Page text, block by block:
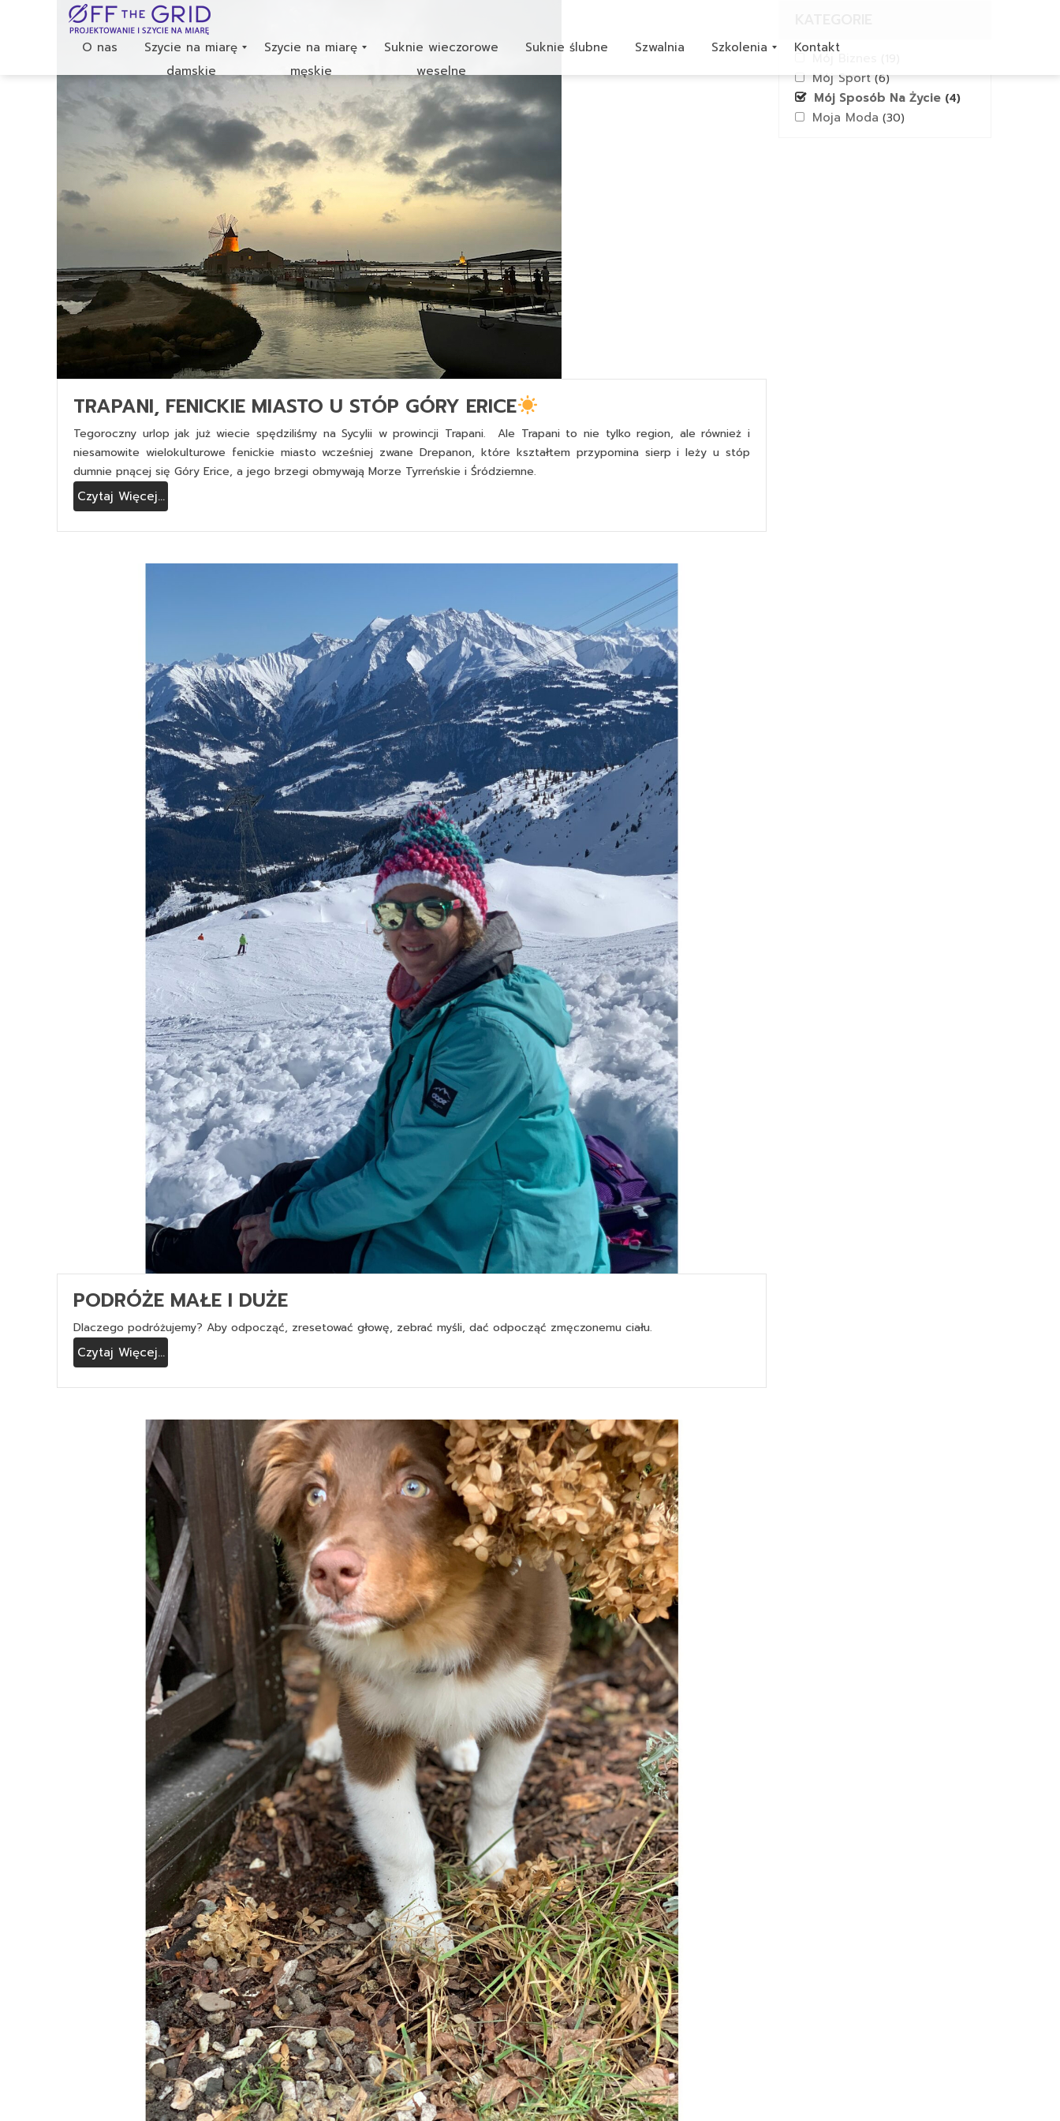
O nas
Szycie na miarę
damskie
Szycie na miarę
męskie
Suknie wieczorowe
weselne
Suknie ślubne Szwalnia Szkolenia Kontakt
TRAPANI, FENICKIE MIASTO U STÓP GÓRY ERICE
Tegoroczny urlop jak już wiecie spędziliśmy na Sycylii w prowincji Trapani. Ale Trapani to nie tylko region, ale również i
niesamowite wielokulturowe fenickie miasto wcześniej zwane Drepanon, które kształtem przypomina sierp i leży u stóp
dumnie pnącej się Góry Erice, a jego brzegi obmywają Morze Tyrreńskie i Śródziemne.
Czytaj Więcej...
PODRÓŻE MAŁE I DUŻE
Dlaczego podróżujemy? Aby odpocząć, zresetować głowę, zebrać myśli, dać odpocząć zmęczonemu ciału.
Czytaj Więcej...
Mój Sport (6)
Mój Sposób Na Życie (4)
Moja Moda (30)